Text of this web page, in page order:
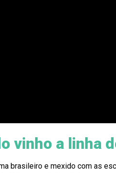
vinho a linha
brasileiro e mexido com as